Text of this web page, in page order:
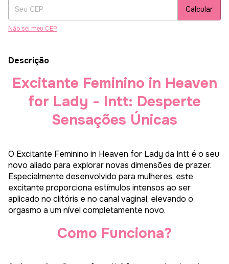
Calcular
Não sei meu CEP
Descrição
Excitante Feminino in Heaven
for Lady - Intt: Desperte
Sensações Únicas
O Excitante Feminino in Heaven for Lady da Intt é o seu
novo aliado para explorar novas dimensões de prazer.
Especialmente desenvolvido para mulheres, este
excitante proporciona estímulos intensos ao ser
aplicado no clitóris e no canal vaginal, elevando o
orgasmo a um nível completamente novo.
Como Funciona?